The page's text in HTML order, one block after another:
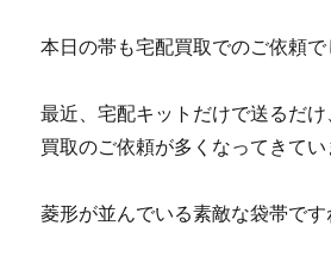
本日の帯も宅配買取でのご依頼で
最近、宅配キットだけで送るだ
買取のご依頼が多くなってきてい
菱形が並んでいる素敵な袋帯です